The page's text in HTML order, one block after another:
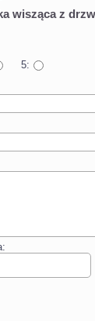
wisząca z
5: